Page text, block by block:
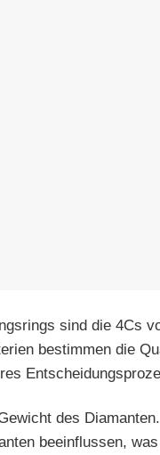
sind die 4Cs
bestimmen die
des
beeinflussen,